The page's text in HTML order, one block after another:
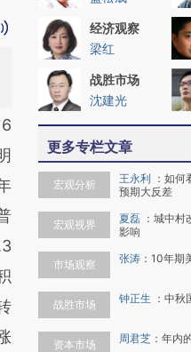
经济观察
梁红
战胜市场
沈建光
更多专栏文章
宏观分析 王永利 ： 如何
预期大反差
宏观视界 夏磊 ： 城中村
影响
市场观察 张涛 ： 10年期
战胜市场 钟正生 ： 中秋
资本市场 周君芝 ： 年内